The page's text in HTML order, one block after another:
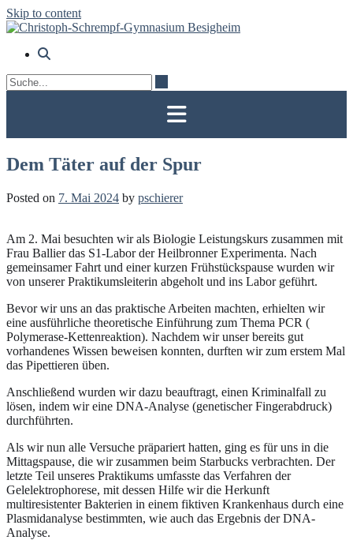
Skip to content
Dem Täter auf der Spur
Posted on 7. Mai 2024 by pschierer
Am 2. Mai besuchten wir als Biologie Leistungskurs zusammen mit
Frau Ballier das S1-Labor der Heilbronner Experimenta. Nach
gemeinsamer Fahrt und einer kurzen Frühstückspause wurden wir
von unserer Praktikumsleiterin abgeholt und ins Labor geführt.
Bevor wir uns an das praktische Arbeiten machten, erhielten wir
eine ausführliche theoretische Einführung zum Thema PCR (
Polymerase-Kettenreaktion). Nachdem wir unser bereits gut
vorhandenes Wissen beweisen konnten, durften wir zum erstem Mal
das Pipettieren üben.
Anschließend wurden wir dazu beauftragt, einen Kriminalfall zu
lösen, indem wir eine DNA-Analyse (genetischer Fingerabdruck)
durchführten.
Als wir nun alle Versuche präpariert hatten, ging es für uns in die
Mittagspause, die wir zusammen beim Starbucks verbrachten. Der
letzte Teil unseres Praktikums umfasste das Verfahren der
Gelelektrophorese, mit dessen Hilfe wir die Herkunft
multiresistenter Bakterien in einem fiktiven Krankenhaus durch eine
Plasmidanalyse bestimmten, wie auch das Ergebnis der DNA-
Analyse.